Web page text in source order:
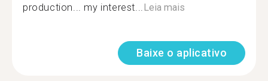
production... my interest...Leia mais
Baixe o aplicativo